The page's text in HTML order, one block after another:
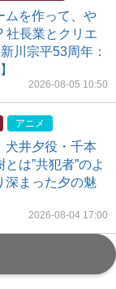
ムを作って、や
社長業とクリエ
川宗平53周年：
2026-08-05 10:50
アニメ
犬井夕役・千本
は”共犯者”のよ
深まった夕の魅
2026-08-04 17:00